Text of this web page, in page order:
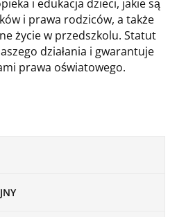
i edukacja dzieci, jakie są
i prawa rodziców, a także
życie w przedszkolu. Statut
działania i gwarantuje
prawa oświatowego.